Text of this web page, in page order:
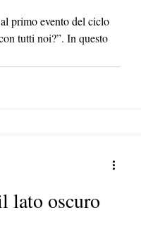
primo evento del ciclo
tutti noi?”. In questo
lato oscuro